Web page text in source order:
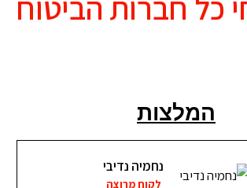
המלצות
נחמיה נדיבי
לקוח מרוצה